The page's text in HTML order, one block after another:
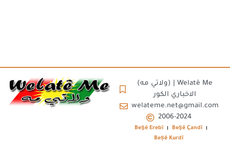
(ولاتي مه) | Welatê Me
الاخباري الكور
welateme.net@gmail.com
2006-2024
Beşê Erebî
Beşê Çandî
Beșê Kurdî